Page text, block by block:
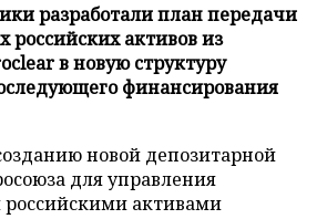
разработали план передачи
российских активов из
в новую структуру
финансирования
новой депозитарной
для управления
активами